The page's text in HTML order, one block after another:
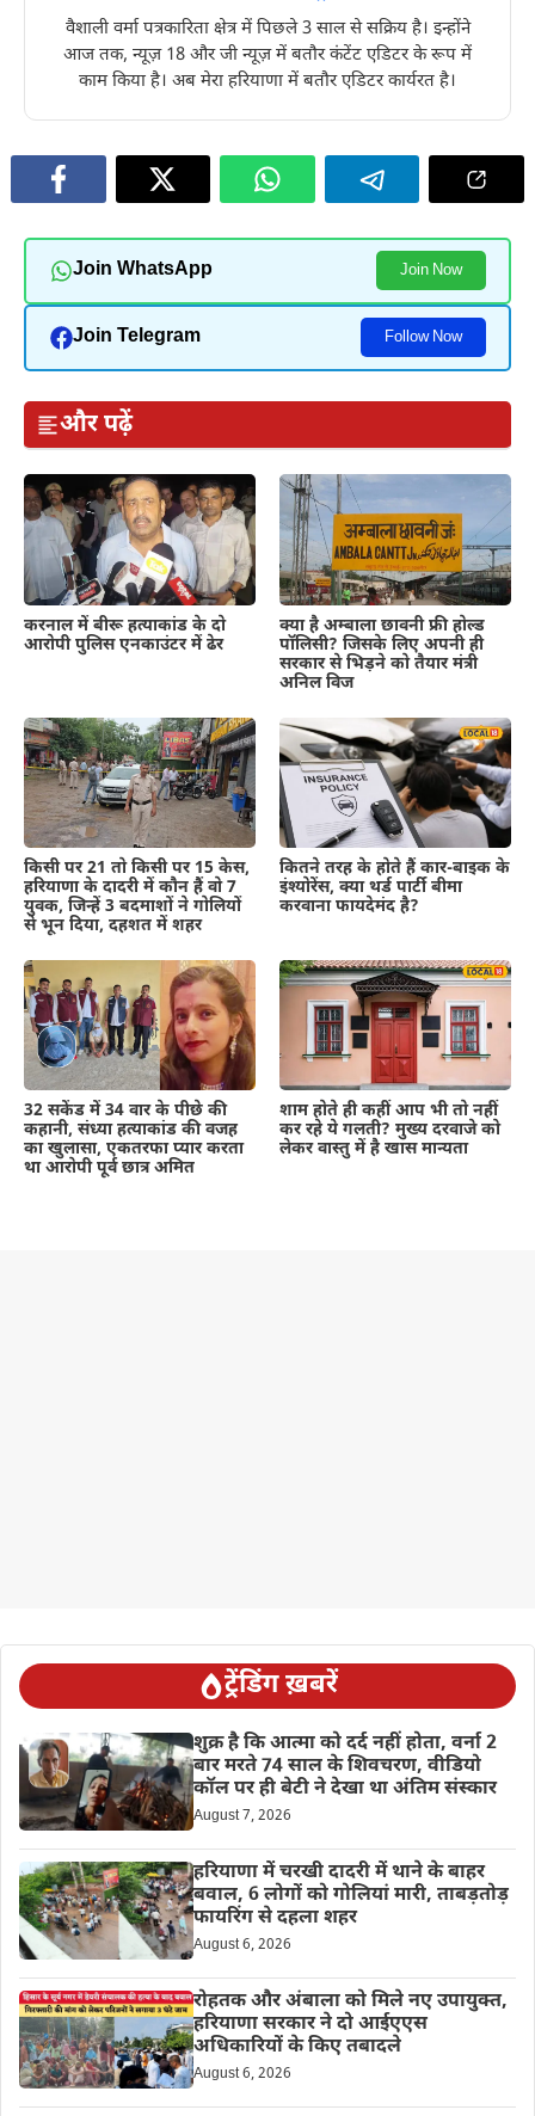
वैशाली वर्मा पत्रकारिता क्षेत्र में पिछले 3 साल से सक्रिय है। इन्होंने
आज तक, न्यूज़ 18 और जी न्यूज़ में बतौर कंटेंट एडिटर के रूप में
काम किया है। अब मेरा हरियाणा में बतौर एडिटर कार्यरत है।
Join WhatsApp Join Now
Join Telegram Follow Now
और पढ़ें
करनाल में बीरू हत्याकांड के दो
आरोपी पुलिस एनकाउंटर में ढेर
क्या है अम्बाला छावनी फ्री होल्ड
पॉलिसी? जिसके लिए अपनी ही
सरकार से भिड़ने को तैयार मंत्री
अनिल विज
किसी पर 21 तो किसी पर 15 केस,
हरियाणा के दादरी में कौन हैं वो 7
युवक, जिन्हें 3 बदमाशों ने गोलियों
से भून दिया, दहशत में शहर
कितने तरह के होते हैं कार-बाइक के
इंश्योरेंस, क्या थर्ड पार्टी बीमा
करवाना फायदेमंद है?
32 सकेंड में 34 वार के पीछे की
कहानी, संध्या हत्याकांड की वजह
का खुलासा, एकतरफा प्यार करता
था आरोपी पूर्व छात्र अमित
शाम होते ही कहीं आप भी तो नहीं
कर रहे ये गलती? मुख्य दरवाजे को
लेकर वास्तु में है खास मान्यता
ट्रेंडिंग ख़बरें
शुक्र है कि आत्मा को दर्द नहीं होता, वर्ना 2
बार मरते 74 साल के शिवचरण, वीडियो
कॉल पर ही बेटी ने देखा था अंतिम संस्कार
August 7, 2026
हरियाणा में चरखी दादरी में थाने के बाहर
बवाल, 6 लोगों को गोलियां मारी, ताबड़तोड़
फायरिंग से दहला शहर
August 6, 2026
रोहतक और अंबाला को मिले नए उपायुक्त,
हरियाणा सरकार ने दो आईएएस
अधिकारियों के किए तबादले
August 6, 2026